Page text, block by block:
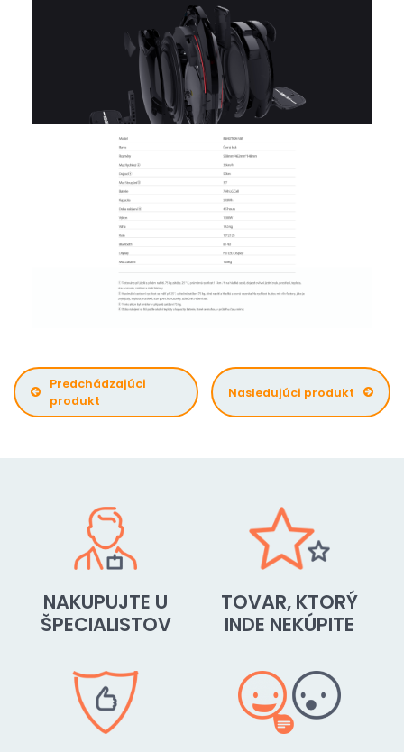
Predchádzajúci
produkt
Nasledujúci produkt
NAKUPUJTE U
ŠPECIALISTOV
TOVAR, KTORÝ
INDE NEKÚPITE